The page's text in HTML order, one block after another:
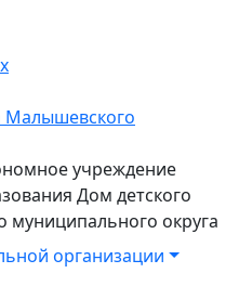
учреждение
Дом детского
муниципального округа
организации